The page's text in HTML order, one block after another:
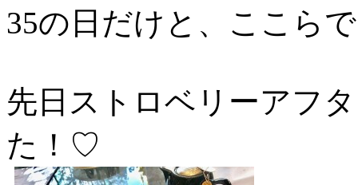
35の日だけと、ここら
先日ストロベリーアフ
た！♡